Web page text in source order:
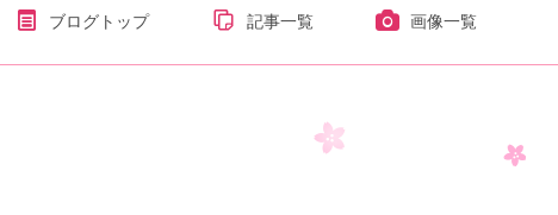
ブログトップ 記事一覧 画像一覧